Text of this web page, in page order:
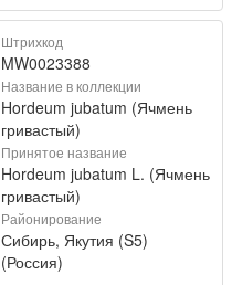
Штрихкод
MW0023388
Название в коллекции
Hordeum jubatum (Ячмень
гривастый)
Принятое название
Hordeum jubatum L. (Ячмень
гривастый)
Районирование
Сибирь, Якутия (S5)
(Россия)